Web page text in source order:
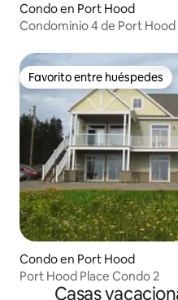
Condo en Port Hood
Condominio 4 de Port Hood
Favorito entre huéspedes
Favorito entre huéspedes
Condo en Port Hood
Port Hood Place Condo 2
Casas